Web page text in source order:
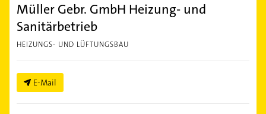
Müller Gebr. GmbH Heizung- und
Sanitärbetrieb
HEIZUNGS- UND LÜFTUNGSBAU
E-Mail